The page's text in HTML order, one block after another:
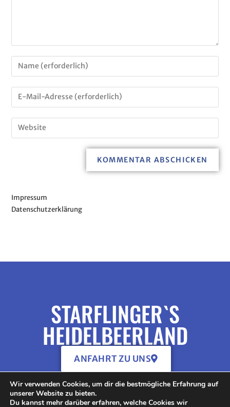
Impressum
Datenschutzerklärung
STARFLINGER`S
HEIDELBEERLAND
ANFAHRT ZU UNS
Wir verwenden Cookies, um dir die bestmögliche Erfahrung auf
unserer Website zu bieten.
Du kannst mehr darüber erfahren, welche Cookies wir